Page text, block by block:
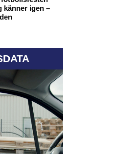
känner igen –